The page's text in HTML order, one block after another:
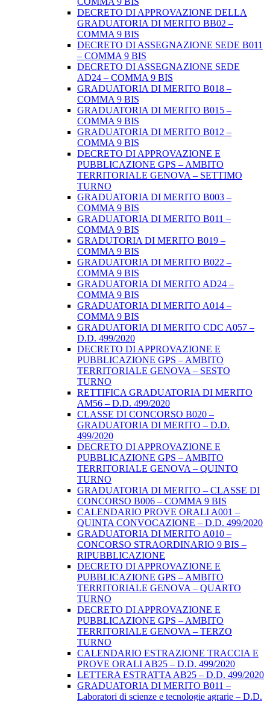
DECRETO DI APPROVAZIONE DELLA
GRADUATORIA DI MERITO BB02 –
COMMA 9 BIS
DECRETO DI ASSEGNAZIONE SEDE B011
– COMMA 9 BIS
DECRETO DI ASSEGNAZIONE SEDE
AD24 – COMMA 9 BIS
GRADUATORIA DI MERITO B018 –
COMMA 9 BIS
GRADUATORIA DI MERITO B015 –
COMMA 9 BIS
GRADUATORIA DI MERITO B012 –
COMMA 9 BIS
DECRETO DI APPROVAZIONE E
PUBBLICAZIONE GPS – AMBITO
TERRITORIALE GENOVA – SETTIMO
TURNO
GRADUATORIA DI MERITO B003 –
COMMA 9 BIS
GRADUATORIA DI MERITO B011 –
COMMA 9 BIS
GRADUTORIA DI MERITO B019 –
COMMA 9 BIS
GRADUATORIA DI MERITO B022 –
COMMA 9 BIS
GRADUATORIA DI MERITO AD24 –
COMMA 9 BIS
GRADUATORIA DI MERITO A014 –
COMMA 9 BIS
GRADUATORIA DI MERITO CDC A057 –
D.D. 499/2020
DECRETO DI APPROVAZIONE E
PUBBLICAZIONE GPS – AMBITO
TERRITORIALE GENOVA – SESTO
TURNO
RETTIFICA GRADUATORIA DI MERITO
AM56 – D.D. 499/2020
CLASSE DI CONCORSO B020 –
GRADUATORIA DI MERITO – D.D.
499/2020
DECRETO DI APPROVAZIONE E
PUBBLICAZIONE GPS – AMBITO
TERRITORIALE GENOVA – QUINTO
TURNO
GRADUATORIA DI MERITO – CLASSE DI
CONCORSO B006 – COMMA 9 BIS
CALENDARIO PROVE ORALI A001 –
QUINTA CONVOCAZIONE – D.D. 499/2020
GRADUATORIA DI MERITO A010 –
CONCORSO STRAORDINARIO 9 BIS –
RIPUBBLICAZIONE
DECRETO DI APPROVAZIONE E
PUBBLICAZIONE GPS – AMBITO
TERRITORIALE GENOVA – QUARTO
TURNO
DECRETO DI APPROVAZIONE E
PUBBLICAZIONE GPS – AMBITO
TERRITORIALE GENOVA – TERZO
TURNO
CALENDARIO ESTRAZIONE TRACCIA E
PROVE ORALI AB25 – D.D. 499/2020
LETTERA ESTRATTA AB25 – D.D. 499/2020
GRADUATORIA DI MERITO B011 –
Laboratori di scienze e tecnologie agrarie – D.D.